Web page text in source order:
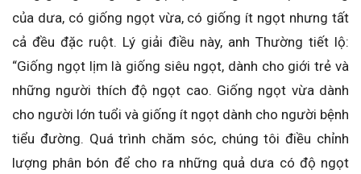
của dưa, có giống ngọt vừa, có giống ít ngọt nhưng tất
cả đều đặc ruột. Lý giải điều này, anh Thường tiết lộ:
“Giống ngọt lịm là giống siêu ngọt, dành cho giới trẻ và
những người thích độ ngọt cao. Giống ngọt vừa dành
cho người lớn tuổi và giống ít ngọt dành cho người bệnh
tiểu đường. Quá trình chăm sóc, chúng tôi điều chỉnh
lượng phân bón để cho ra những quả dưa có độ ngọt